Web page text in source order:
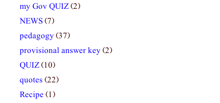
my Gov QUIZ(2)
NEWS(7)
pedagogy(37)
provisional answer key(2)
QUIZ(10)
quotes (22)
Recipe (1)